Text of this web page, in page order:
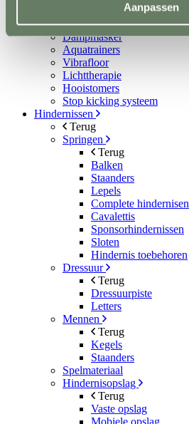
Aanpassen
Verzorgingsproducten
Supplementen en Voer
Dampmasker
Aquatrainers
Vibrafloor
Lichttherapie
Hooistomers
Stop kicking systeem
Hindernissen
Terug
Springen
Terug
Balken
Staanders
Lepels
Complete hindernisen
Cavalettis
Sponsorhindernissen
Sloten
Hindernis toebehoren
Dressuur
Terug
Dressuurpiste
Letters
Mennen
Terug
Kegels
Staanders
Spelmateriaal
Hindernisopslag
Terug
Vaste opslag
Mobiele opslag